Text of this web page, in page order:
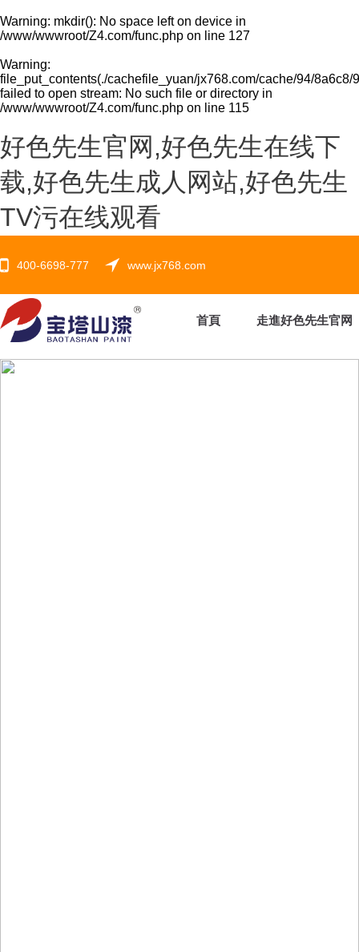
Warning: mkdir(): No space left on device in
/www/wwwroot/Z4.com/func.php on line 127
Warning:
file_put_contents(./cachefile_yuan/jx768.com/cache/94/8a6c8/
failed to open stream: No such file or directory in
/www/wwwroot/Z4.com/func.php on line 115
好色先生官网,好色先生在线下
载,好色先生成人网站,好色先生
TV污在线观看
400-6698-777 www.jx768.com
首頁 走進好色先生官网